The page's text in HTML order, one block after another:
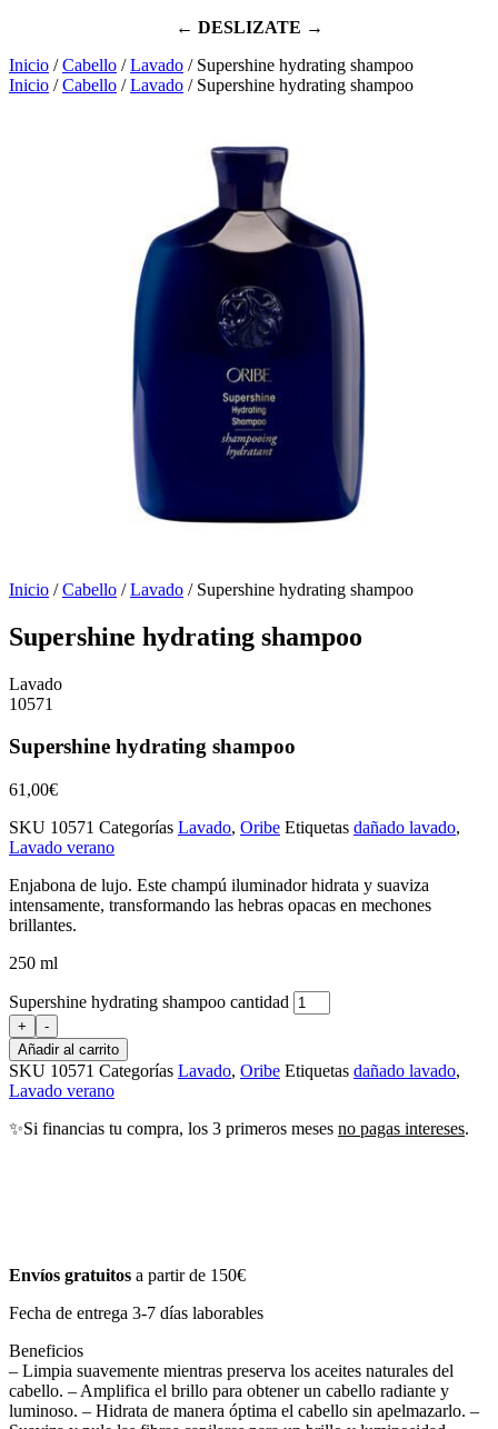
← DESLIZATE →
Inicio /Cabello /Lavado / Supershine hydrating shampoo
Inicio /Cabello /Lavado / Supershine hydrating shampoo
Inicio /Cabello /Lavado / Supershine hydrating shampoo
Supershine hydrating shampoo
Lavado
10571
Supershine hydrating shampoo
61,00€
SKU 10571 Categorías Lavado, Oribe Etiquetas dañado lavado,
Lavado verano
Enjabona de lujo. Este champú iluminador hidrata y suaviza
intensamente, transformando las hebras opacas en mechones
brillantes.
250 ml
Supershine hydrating shampoo cantidad
+
-
Añadir al carrito
SKU 10571 Categorías Lavado, Oribe Etiquetas dañado lavado,
Lavado verano
✨Si financias tu compra, los 3 primeros meses no pagas intereses.
Envíos gratuitos a partir de 150€
Fecha de entrega 3-7 días laborables
Beneficios
– Limpia suavemente mientras preserva los aceites naturales del
cabello. – Amplifica el brillo para obtener un cabello radiante y
luminoso. – Hidrata de manera óptima el cabello sin apelmazarlo. –